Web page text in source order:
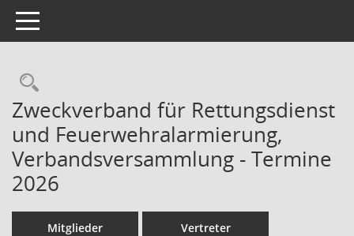
Toggle navigation
Rechercheauswahl
Zweckverband für Rettungsdienst
und Feuerwehralarmierung,
Verbandsversammlung - Termine
2026
Mitglieder Vertreter